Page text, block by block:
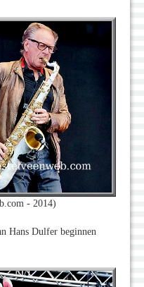
- 2014)
Hans Dulfer beginnen